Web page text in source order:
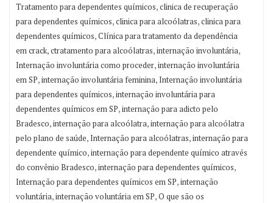
Tratamento para dependentes químicos,clinica de recuperação
para dependentes químicos,clinica para alcoólatras,clinica para
dependentes químicos,Clínica para tratamento da dependência
em crack,ctratamento para alcoólatras,internação involuntária,
Internação involuntária como proceder,internação involuntária
em SP,internação involuntária feminina, Internação involuntária
para dependentes químicos,internação involuntária para
dependentes químicos em SP,internação para adicto pelo
Bradesco,internação para alcoólatra,internação para alcoólatra
pelo plano de saúde, Internação para alcoólatras,internação para
dependente químico,internação para dependente químico através
do convênio Bradesco,internação para dependentes químicos,
Internação para dependentes químicos em SP,internação
voluntária,internação voluntária em SP,O que são os